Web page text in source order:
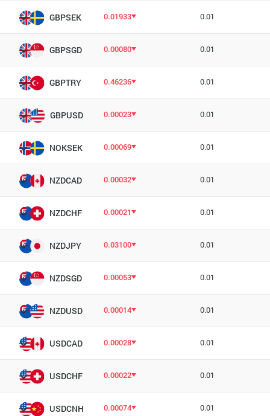
GBPSEK 0.01933 0.01
GBPSGD 0.00080 0.01
GBPTRY 0.46236 0.01
GBPUSD 0.00023 0.01
NOKSEK 0.00069 0.01
NZDCAD 0.00032 0.01
NZDCHF 0.00021 0.01
NZDJPY 0.03100 0.01
NZDSGD 0.00053 0.01
NZDUSD 0.00014 0.01
USDCAD 0.00028 0.01
USDCHF 0.00022 0.01
USDCNH 0.00074 0.01